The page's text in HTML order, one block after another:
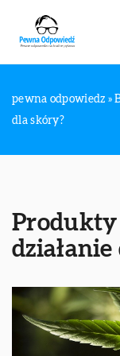
pewna odpowiedz »
dla skóry?
Produkty